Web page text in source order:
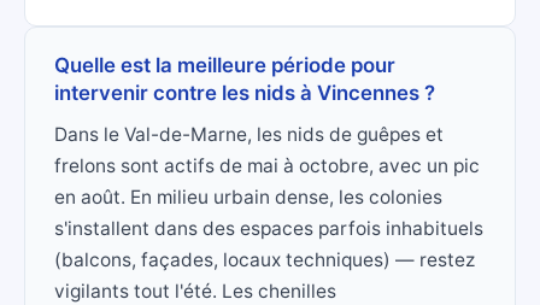
Quelle est la meilleure période pour
intervenir contre les nids à Vincennes ?
Dans le Val-de-Marne, les nids de guêpes et
frelons sont actifs de mai à octobre, avec un pic
en août. En milieu urbain dense, les colonies
s'installent dans des espaces parfois inhabituels
(balcons, façades, locaux techniques) — restez
vigilants tout l'été. Les chenilles